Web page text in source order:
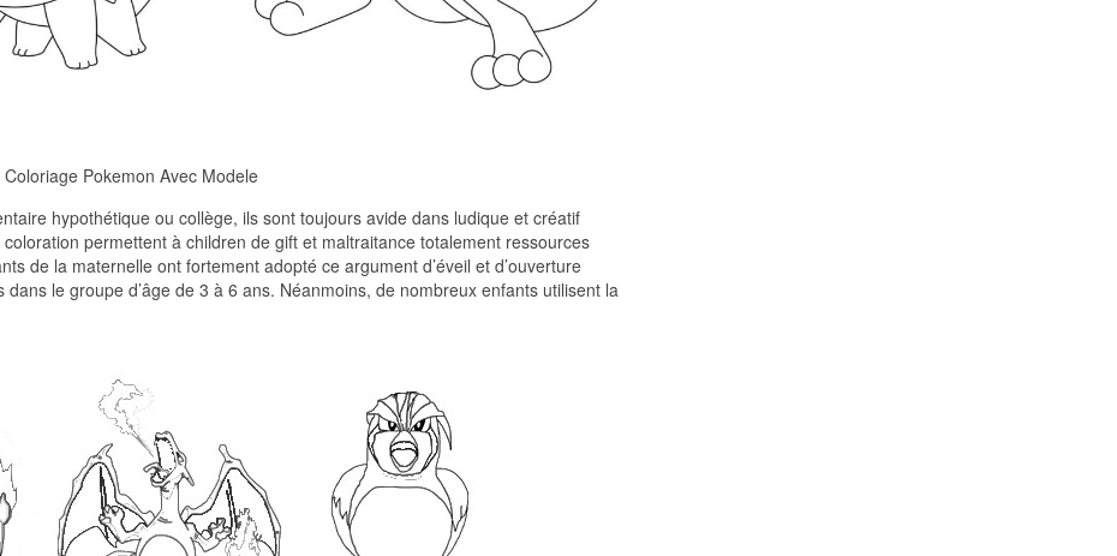
Coloriage Pokemon Avec Modele
hypothétique ou collège, ils sont toujours avide dans ludique et créatif
permettent à children de gift et maltraitance totalement ressources
de la maternelle ont fortement adopté ce argument d’éveil et d’ouverture
le groupe d’âge de 3 à 6 ans. Néanmoins, de nombreux enfants utilisent la